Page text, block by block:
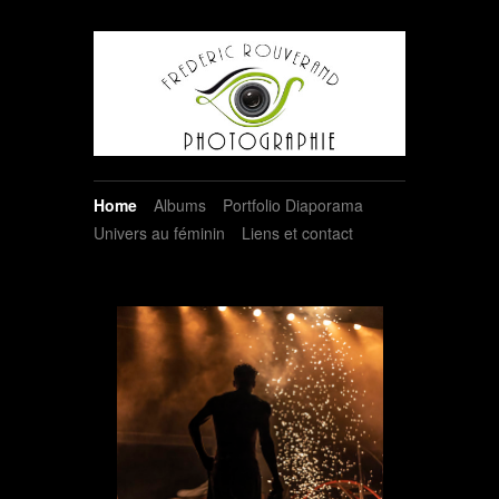
Home Albums
Portfolio Diaporama
Univers au féminin
Liens et contact